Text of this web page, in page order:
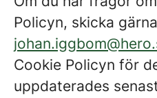
Policyn, skicka
Cookie Policyn för
uppdaterades